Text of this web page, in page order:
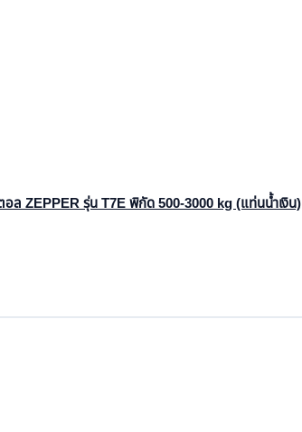
ล ZEPPER รุ่น T7E พิกัด 500-3000 kg (แท่นน้ำเงิน)